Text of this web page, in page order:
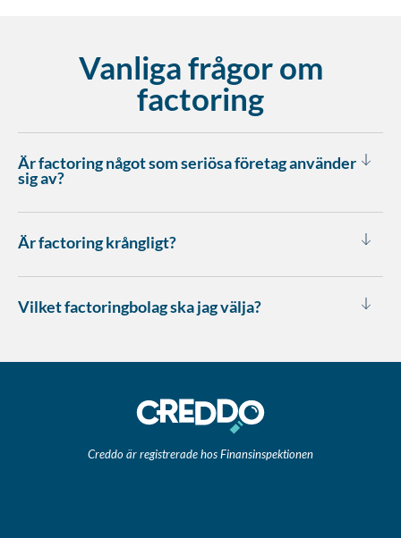
Vanliga frågor om
factoring
Är factoring något som seriösa företag använder
sig av?
Är factoring krångligt?
Vilket factoringbolag ska jag välja?
Creddo är registrerade hos Finansinspektionen